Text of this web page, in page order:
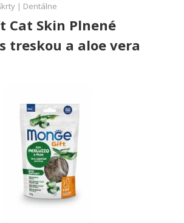
| Dentálne
Cat Skin Plnené
treskou a aloe vera